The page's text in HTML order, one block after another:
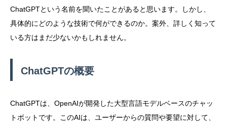
ChatGPTという名前を聞いたことがあると思います。しかし、
具体的にどのような技術で何ができるのか。案外、詳しく知って
いる方はまだ少ないかもしれません。
ChatGPTの概要
ChatGPTは、OpenAIが開発した大型言語モデルベースのチャッ
トボットです。このAIは、ユーザーからの質問や要望に対して、